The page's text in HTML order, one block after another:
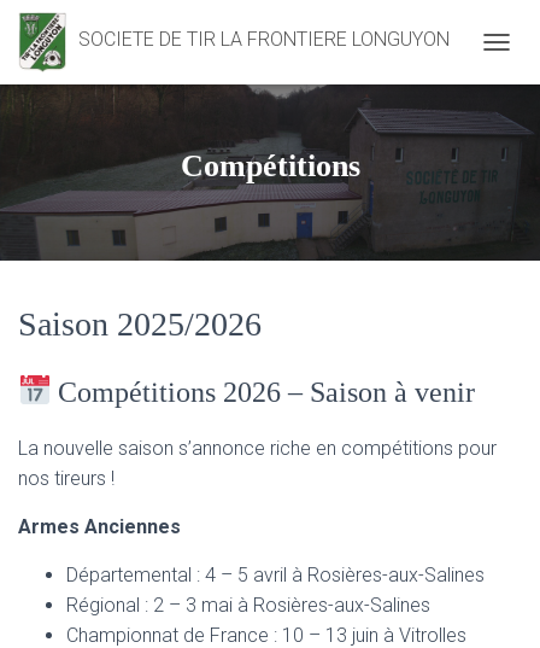
SOCIETE DE TIR LA FRONTIERE LONGUYON
É
O
Compétitions
Saison 2025/2026
Compétitions 2026 – Saison à venir
La nouvelle saison s’annonce riche en compétitions pour
nos tireurs !
Armes Anciennes
Départemental : 4 – 5 avril à Rosières-aux-Salines
Régional : 2 – 3 mai à Rosières-aux-Salines
Championnat de France : 10 – 13 juin à Vitrolles